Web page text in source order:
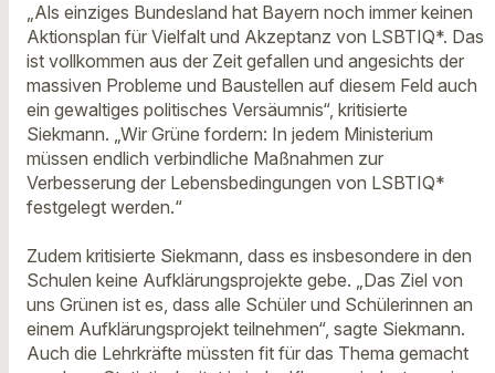
„Als einziges Bundesland hat Bayern noch immer keinen
Aktionsplan für Vielfalt und Akzeptanz von LSBTIQ*. Das
ist vollkommen aus der Zeit gefallen und angesichts der
massiven Probleme und Baustellen auf diesem Feld auch
ein gewaltiges politisches Versäumnis“, kritisierte
Siekmann. „Wir Grüne fordern: In jedem Ministerium
müssen endlich verbindliche Maßnahmen zur
Verbesserung der Lebensbedingungen von LSBTIQ*
festgelegt werden.“
Zudem kritisierte Siekmann, dass es insbesondere in den
Schulen keine Aufklärungsprojekte gebe. „Das Ziel von
uns Grünen ist es, dass alle Schüler und Schülerinnen an
einem Aufklärungsprojekt teilnehmen“, sagte Siekmann.
Auch die Lehrkräfte müssten fit für das Thema gemacht